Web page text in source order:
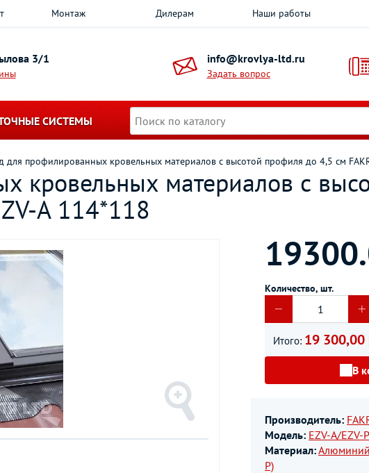
Монтаж Дилерам Наши работы
3/1 info@krovlya-ltd.ru
Задать вопрос
СИСТЕМЫ
для профилированных кровельных материалов с высотой профиля до 4,5 см
кровельных материалов с
A 114*118
Количество, шт.
Итого: 19 300,00
В
Производитель:
Модель: EZV-A/EZV-P
Материал:
P)